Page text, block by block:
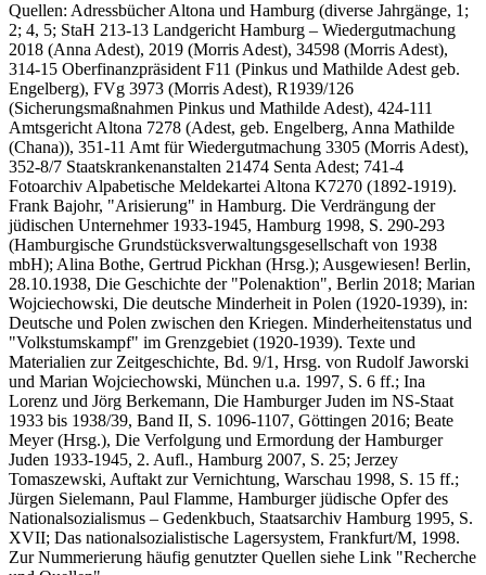
Quellen: Adressbücher Altona und Hamburg (diverse Jahrgänge, 1;
2; 4, 5; StaH 213-13 Landgericht Hamburg – Wiedergutmachung
2018 (Anna Adest), 2019 (Morris Adest), 34598 (Morris Adest),
314-15 Oberfinanzpräsident F11 (Pinkus und Mathilde Adest geb.
Engelberg), FVg 3973 (Morris Adest), R1939/126
(Sicherungsmaßnahmen Pinkus und Mathilde Adest), 424-111
Amtsgericht Altona 7278 (Adest, geb. Engelberg, Anna Mathilde
(Chana)), 351-11 Amt für Wiedergutmachung 3305 (Morris Adest),
352-8/7 Staatskrankenanstalten 21474 Senta Adest; 741-4
Fotoarchiv Alpabetische Meldekartei Altona K7270 (1892-1919).
Frank Bajohr, "Arisierung" in Hamburg. Die Verdrängung der
jüdischen Unternehmer 1933-1945, Hamburg 1998, S. 290-293
(Hamburgische Grundstücksverwaltungsgesellschaft von 1938
mbH); Alina Bothe, Gertrud Pickhan (Hrsg.); Ausgewiesen! Berlin,
28.10.1938, Die Geschichte der "Polenaktion", Berlin 2018; Marian
Wojciechowski, Die deutsche Minderheit in Polen (1920-1939), in:
Deutsche und Polen zwischen den Kriegen. Minderheitenstatus und
"Volkstumskampf" im Grenzgebiet (1920-1939). Texte und
Materialien zur Zeitgeschichte, Bd. 9/1, Hrsg. von Rudolf Jaworski
und Marian Wojciechowski, München u.a. 1997, S. 6 ff.; Ina
Lorenz und Jörg Berkemann, Die Hamburger Juden im NS-Staat
1933 bis 1938/39, Band II, S. 1096-1107, Göttingen 2016; Beate
Meyer (Hrsg.), Die Verfolgung und Ermordung der Hamburger
Juden 1933-1945, 2. Aufl., Hamburg 2007, S. 25; Jerzey
Tomaszewski, Auftakt zur Vernichtung, Warschau 1998, S. 15 ff.;
Jürgen Sielemann, Paul Flamme, Hamburger jüdische Opfer des
Nationalsozialismus – Gedenkbuch, Staatsarchiv Hamburg 1995, S.
XVII; Das nationalsozialistische Lagersystem, Frankfurt/M, 1998.
Zur Nummerierung häufig genutzter Quellen siehe Link "Recherche